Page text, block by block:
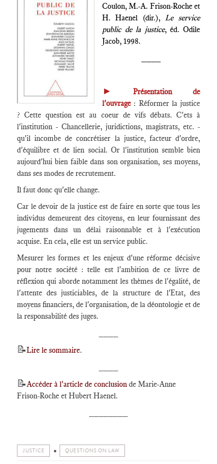
Coulon, M.-A. Frison-Roche et
H. Haenel (dir.), Le service
public de la justice, éd. Odile
Jacob, 1998.
►
Présentation de
l'ouvrage : Réformer la justice
? Cette question est au coeur de vifs débats. C'ets à
l'institution - Chancellerie, juridictions, magistrats, etc. -
qu'il incombe de concrétiser la justice, facteur d'ordre,
d'équilibre et de lien social. Or l'institution semble bien
aujourd'hui bien faible dans son organisation, ses moyens,
dans ses modes de recrutement.
Il faut donc qu'elle change.
Car le devoir de la justice est de faire en sorte que tous les
individus demeurent des citoyens, en leur fournissant des
jugements dans un délai raisonnable et à l'exécution
acquise. En cela, elle est un service public.
Mesurer les formes et les enjeux d'une réforme décisive
pour notre société : telle est l'ambition de ce livre de
réflexion qui aborde notamment les thèmes de l'égalité, de
l'attente des justiciables, de la structure de l'Etat, des
moyens financiers, de l'organisation, de la déontologie et de
la responsabilité des juges.
📝Lire le sommaire.
📝Accéder à l'article de conclusion de Marie-Anne
Frison-Roche et Hubert Haenel.
JUSTICE QUESTIONS ON LAW